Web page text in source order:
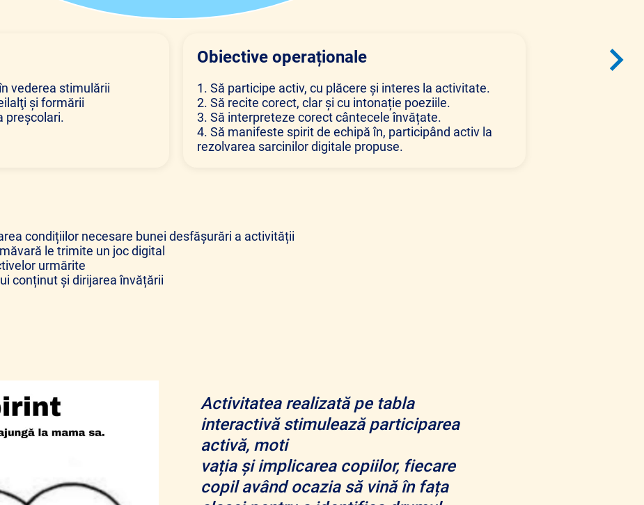
vederea stimulării
şi formării
preşcolari.
Obiective operaționale
1. Să participe activ, cu plăcere și interes la activitate.
2. Să recite corect, clar și cu intonație poeziile.
3. Să interpreteze corect cântecele învățate.
4. Să manifeste spirit de echipă în, participând activ la
rezolvarea sarcinilor digitale propuse.
condițiilor necesare bunei desfășurări a activității
le trimite un joc digital
urmărite
conținut și dirijarea învățării
Activitatea realizată pe tabla
interactivă stimulează participarea
activă, moti
vația și implicarea copiilor, fiecare
copil având ocazia să vină în fața